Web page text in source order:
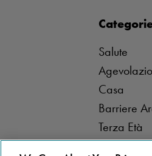
Salute
Casa
Barriere
Terza Età
Stannah